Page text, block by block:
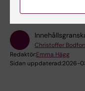
Christoffer
Redaktör:Emma Hägg
Sidan uppdaterad:2026-